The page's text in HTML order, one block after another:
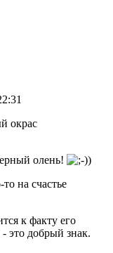
окрас
олень!
на счастье
к факту его
это добрый знак.